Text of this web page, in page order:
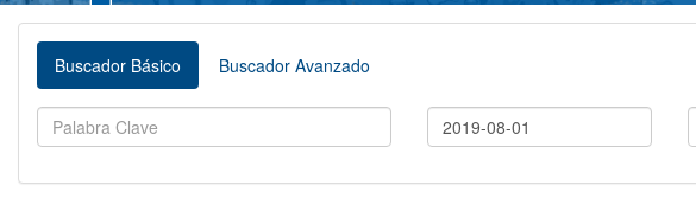
Buscador Básico Buscador Avanzado